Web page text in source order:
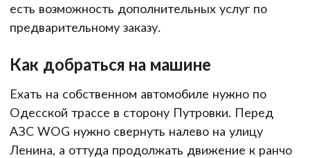
есть возможность дополнительных услуг по
предварительному заказу.
Как добраться на машине
Ехать на собственном автомобиле нужно по
Одесской трассе в сторону Путровки. Перед
АЗС WOG нужно свернуть налево на улицу
Ленина, а оттуда продолжать движение к ранчо